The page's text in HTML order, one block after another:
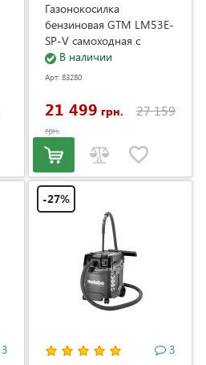
Газонокосилка
бензиновая GTM LM53E-
SP-V самоходная с
электростартером и
регулировкой скорости
В наличии
Арт: 83280
21 499 грн. 27 159
грн.
3
-27%
3